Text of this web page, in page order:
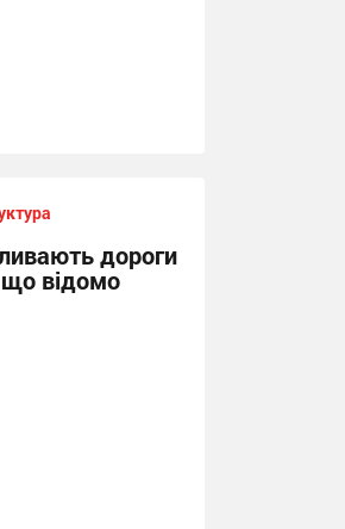
дороги
що відомо